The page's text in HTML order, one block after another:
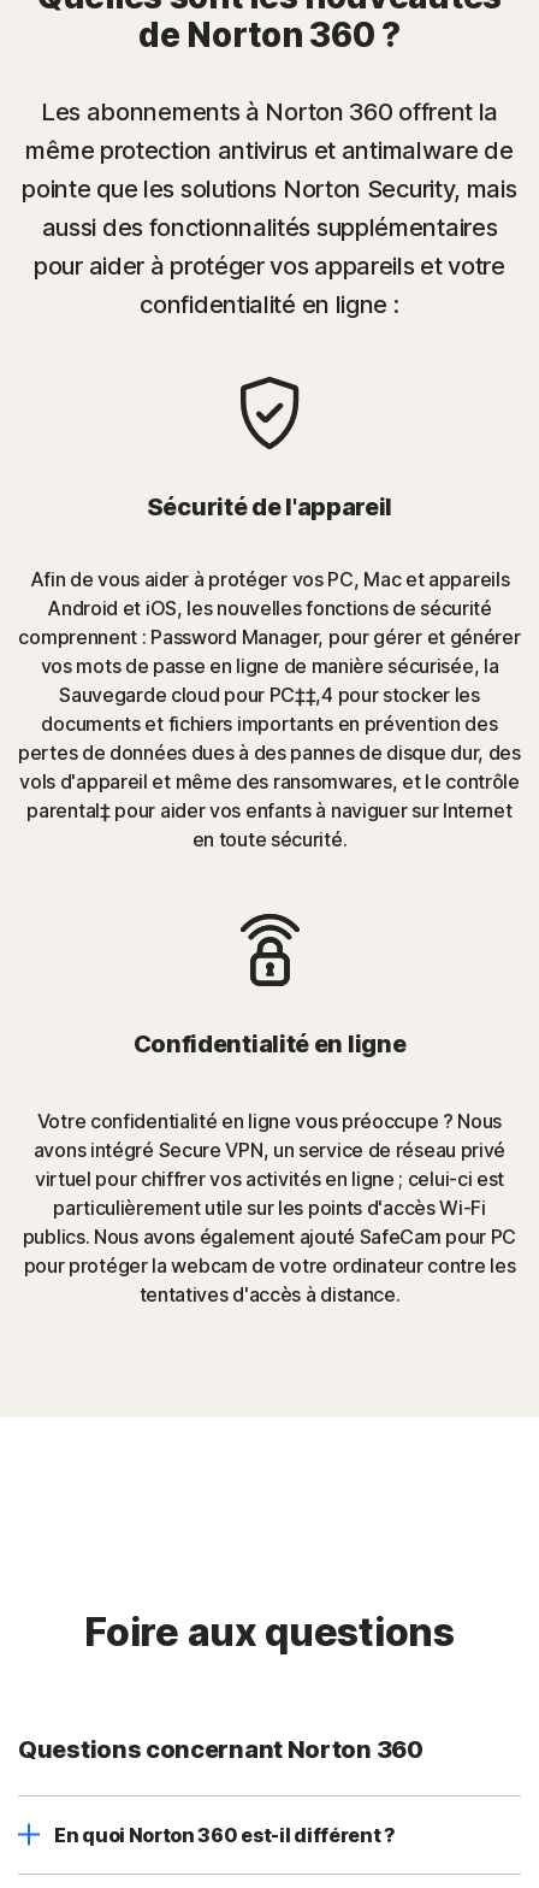
de Norton 360 ?
Les abonnements à Norton 360 offrent la
même protection antivirus et antimalware de
pointe que les solutions Norton Security, mais
aussi des fonctionnalités supplémentaires
pour aider à protéger vos appareils et votre
confidentialité en ligne :
Sécurité de l'appareil
Afin de vous aider à protéger vos PC, Mac et appareils
Android et iOS, les nouvelles fonctions de sécurité
comprennent : Password Manager, pour gérer et générer
vos mots de passe en ligne de manière sécurisée, la
Sauvegarde cloud pour PC‡‡,4 pour stocker les
documents et fichiers importants en prévention des
pertes de données dues à des pannes de disque dur, des
vols d'appareil et même des ransomwares, et le contrôle
parental‡ pour aider vos enfants à naviguer sur Internet
en toute sécurité.
Confidentialité en ligne
Votre confidentialité en ligne vous préoccupe ? Nous
avons intégré Secure VPN, un service de réseau privé
virtuel pour chiffrer vos activités en ligne ; celui-ci est
particulièrement utile sur les points d'accès Wi-Fi
publics. Nous avons également ajouté SafeCam pour PC
pour protéger la webcam de votre ordinateur contre les
tentatives d'accès à distance.
Foire aux questions
Questions concernant Norton 360
En quoi Norton 360 est-il différent ?